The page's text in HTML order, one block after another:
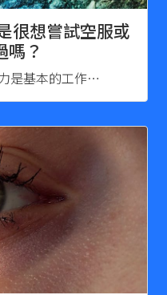
很想嘗試空服或
嗎？
是基本的工作…